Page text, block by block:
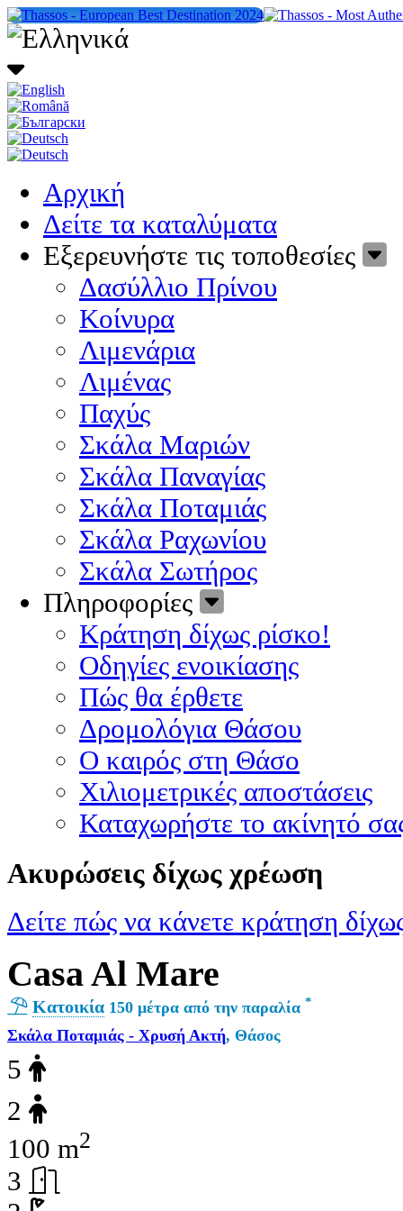
Αρχική
Δείτε τα καταλύματα
Εξερευνήστε τις τοποθεσίες
Δασύλλιο Πρίνου
Κοίνυρα
Λιμενάρια
Λιμένας
Παχύς
Σκάλα Μαριών
Σκάλα Παναγίας
Σκάλα Ποταμιάς
Σκάλα Ραχωνίου
Σκάλα Σωτήρος
Πληροφορίες
Κράτηση δίχως ρίσκο!
Οδηγίες ενοικίασης
Πώς θα έρθετε
Δρομολόγια Θάσου
Ο καιρός στη Θάσο
Χιλιομετρικές αποστάσεις
Καταχωρήστε το ακίνητό
Ακυρώσεις δίχως χρέωση
Δείτε πώς να κάνετε κράτηση
Casa Al Mare
Κατοικία 150 μέτρα από την παραλία *
Σκάλα Ποταμιάς - Χρυσή Ακτή, Θάσος
5
2
100 m2
3